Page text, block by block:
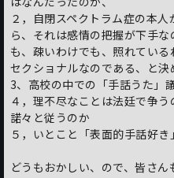
２，自閉スペクトラム症の本
ら、それは感情の把握が下手
も、疎いわけでも、照れてい
セクショナルなのである、と決
3、高校の中での「手話うた」
４，理不尽なことは法廷で争
諾々と従うのか
５，いとこと「表面的手話好
どうもおかしい、ので、皆さん